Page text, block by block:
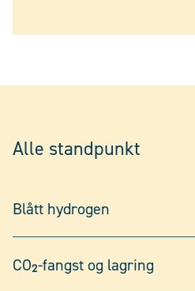
Alle standpunkt
Blått hydrogen
CO₂-fangst og lagring